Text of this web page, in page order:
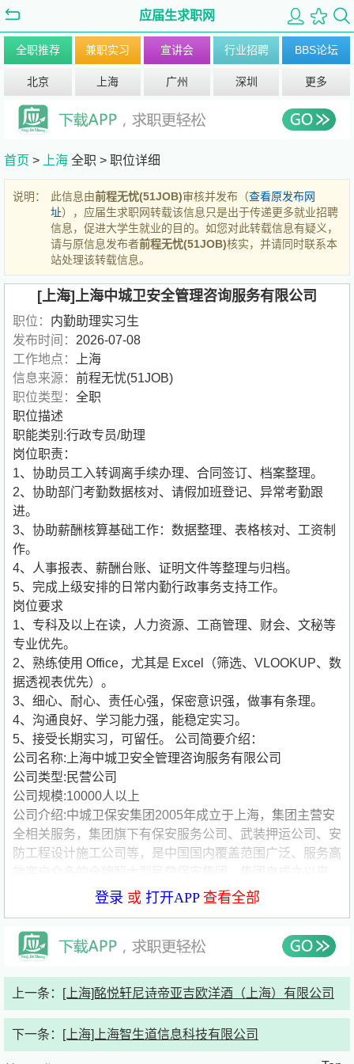
应届生求职网
全职推荐 兼职实习 宣讲会 行业招聘 BBS论坛
北京 上海 广州 深圳 更多
首页 > 上海 全职 > 职位详细
说明： 此信息由前程无忧(51JOB)审核并发布（查看原发布网
址），应届生求职网转载该信息只是出于传递更多就业招聘
信息，促进大学生就业的目的。如您对此转载信息有疑义，
请与原信息发布者前程无忧(51JOB)核实，并请同时联系本
站处理该转载信息。
[上海]上海中城卫安全管理咨询服务有限公司
职位： 内勤助理实习生
发布时间： 2026-07-08
工作地点：
上海
信息来源： 前程无忧(51JOB)
职位类型： 全职
职位描述
职能类别:行政专员/助理
岗位职责：
1、协助员工入转调离手续办理、合同签订、档案整理。
2、协助部门考勤数据核对、请假加班登记、异常考勤跟
进。
3、协助薪酬核算基础工作：数据整理、表格核对、工资制
作。
4、人事报表、薪酬台账、证明文件等整理与归档。
5、完成上级安排的日常内勤行政事务支持工作。
岗位要求
1、专科及以上在读，人力资源、工商管理、财会、文秘等
专业优先。
2、熟练使用 Office，尤其是 Excel（筛选、VLOOKUP、数
据透视表优先）。
3、细心、耐心、责任心强，保密意识强，做事有条理。
4、沟通良好、学习能力强，能稳定实习。
5、接受长期实习，可留任。 公司简要介绍：
公司名称:上海中城卫安全管理咨询服务有限公司
公司类型:民营公司
公司规模:10000人以上
公司介绍:中城卫保安集团2005年成立于上海，集团主营安
全相关服务，集团旗下有保安服务公司、武装押运公司、安
防工程设计施工公司等，是中国国内覆盖范围广泛、服务高
以“服务社会、造福民生”为使命，以“成为具有世界影响力的
为企业精神，以“技术创新、管理创新、商业模式创新”为发
展手段，借助资本力量，通过十多年的努力，已经跻身成为
和治理能力现代化的背景下，中城卫保安集团积极配合政府
及在“一带一路”倡议的大背景下，中城卫保安集团有志于在
登录 或 打开APP查看全部
上一条： [上海]酩悦轩尼诗帝亚吉欧洋酒（上海）有限公司
下一条： [上海]上海智生道信息科技有限公司